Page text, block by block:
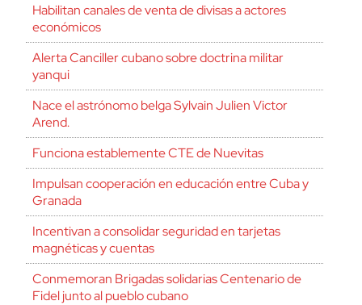
Habilitan canales de venta de divisas a actores
económicos
Alerta Canciller cubano sobre doctrina militar
yanqui
Nace el astrónomo belga Sylvain Julien Victor
Arend.
Funciona establemente CTE de Nuevitas
Impulsan cooperación en educación entre Cuba y
Granada
Incentivan a consolidar seguridad en tarjetas
magnéticas y cuentas
Conmemoran Brigadas solidarias Centenario de
Fidel junto al pueblo cubano